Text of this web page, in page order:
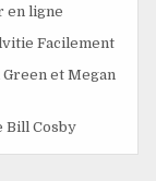
en ligne
Facilement
et Megan
Bill Cosby